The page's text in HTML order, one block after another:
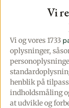
Vi
Vi og vores 1733
oplysninger,
henblik på
indholdsmåling
at udvikle og
Frisk og
vanilje og
cocktail af
SE